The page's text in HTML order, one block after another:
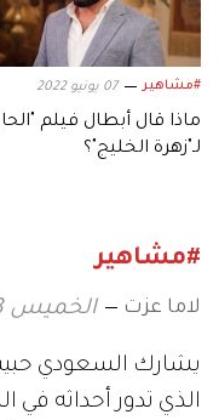
#مشاهير 07 يونيو 2022
ماذا قال أبطال فيلم
لـ"زهرة الخليج"؟
#مشاهير
لاما عزت الخميس 28 يوليو 2011 04:00
يشارك السعودي
الذي تدور أحداثه